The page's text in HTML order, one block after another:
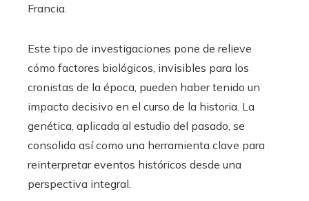
Francia.
Este tipo de investigaciones pone de relieve
cómo factores biológicos, invisibles para los
cronistas de la época, pueden haber tenido un
impacto decisivo en el curso de la historia. La
genética, aplicada al estudio del pasado, se
consolida así como una herramienta clave para
reinterpretar eventos históricos desde una
perspectiva integral.